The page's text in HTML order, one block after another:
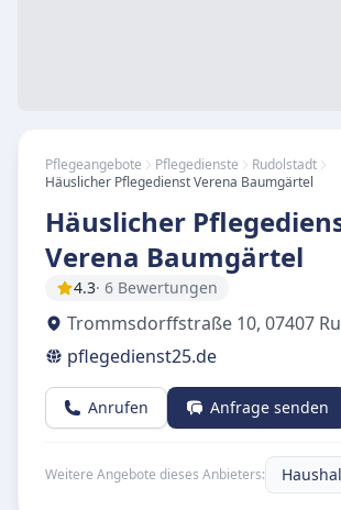
Pflegeangebote Pflegedienste
Rudolstadt
Häuslicher Pflegedienst Verena Baumgärtel
Häuslicher
Verena Baumgärtel
4.3· 6 Bewertungen
Trommsdorffstraße 10, 07407
pflegedienst25.de
Anrufen Anfrage senden
Weitere Angebote dieses Anbieters: